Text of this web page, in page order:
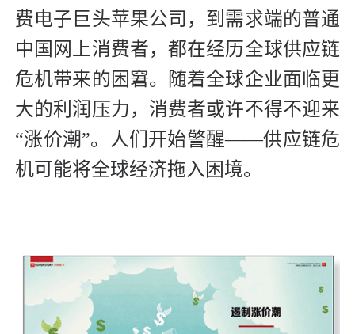
费电子巨头苹果公司，到需求端的普通
中国网上消费者，都在经历全球供应链
危机带来的困窘。随着全球企业面临更
大的利润压力，消费者或许不得不迎来
“涨价潮”。人们开始警醒——供应链危
机可能将全球经济拖入困境。